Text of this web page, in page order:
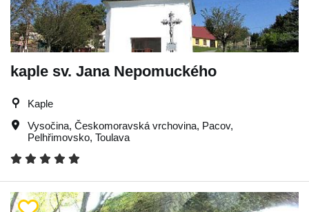
kaple sv. Jana Nepomuckého
Kaple
Vysočina, Českomoravská vrchovina, Pacov,
Pelhřimovsko, Toulava